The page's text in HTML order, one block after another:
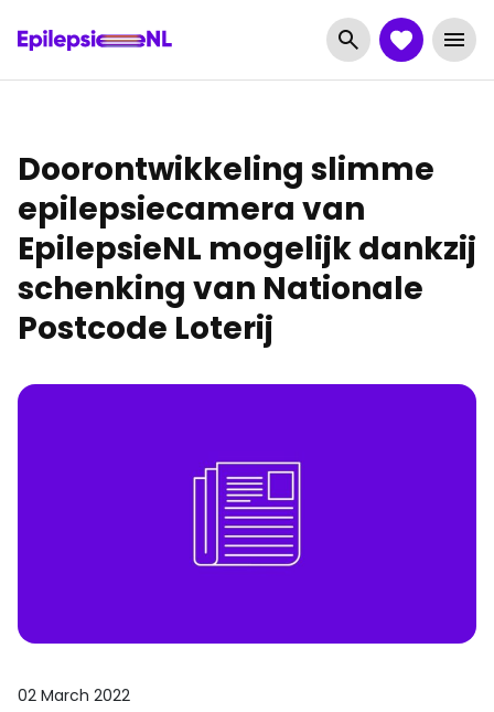
Doorontwikkeling slimme
epilepsiecamera van
EpilepsieNL mogelijk dankzij
schenking van Nationale
Postcode Loterij
02 March 2022